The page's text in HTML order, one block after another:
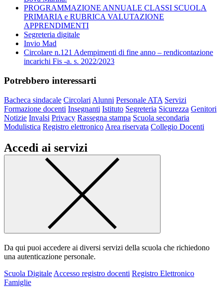
PROGRAMMAZIONE ANNUALE CLASSI SCUOLA
PRIMARIA e RUBRICA VALUTAZIONE
APPRENDIMENTI
Segreteria digitale
Invio Mad
Circolare n.121 Adempimenti di fine anno – rendicontazione
incarichi Fis -a. s. 2022/2023
Potrebbero interessarti
Bacheca sindacale Circolari Alunni Personale ATA Servizi
Formazione docenti Insegnanti Istituto Segreteria Sicurezza Genitori
Notizie Invalsi Privacy Rassegna stampa Scuola secondaria
Modulistica Registro elettronico Area riservata Collegio Docenti
Accedi ai servizi
Da qui puoi accedere ai diversi servizi della scuola che richiedono
una autenticazione personale.
Scuola Digitale Accesso registro docenti Registro Elettronico
Famiglie